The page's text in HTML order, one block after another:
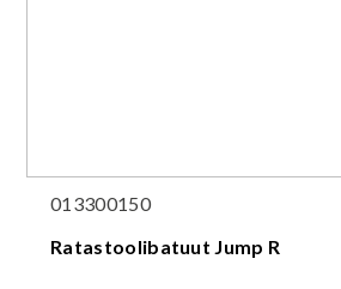
013300150
Ratastoolibatuut Jump R